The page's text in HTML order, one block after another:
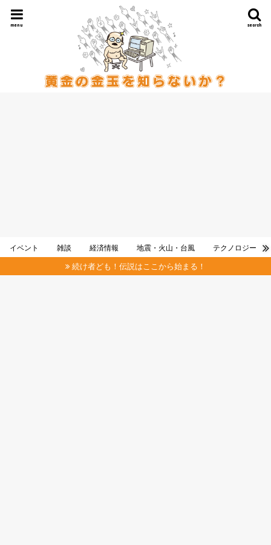
search
menu
イベント 雑談 経済情報 地震・火山・台風 テクノロジー
続け者ども！伝説はここから始まる！